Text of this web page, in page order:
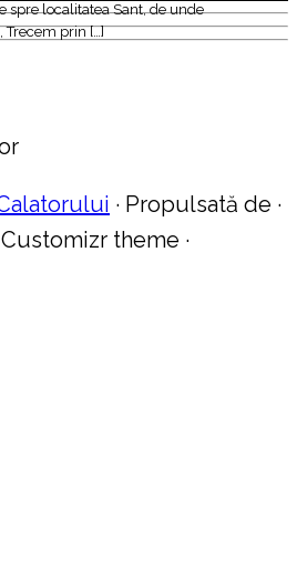
spre localitatea Sant, de unde
Trecem prin […]
· Propulsată de ·
theme ·